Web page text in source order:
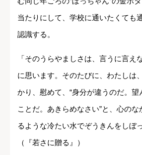
当たりにして、学校に通いたくても
認識する。
「そのうらやましさは、言うに言え
に思います。そのたびに、わたしは
かり、慰めて、“身分が違うのだ。望
ことだ。あきらめなさい”と、心の
るような冷たい水でぞうきんをしぼ
（『若さに贈る』）